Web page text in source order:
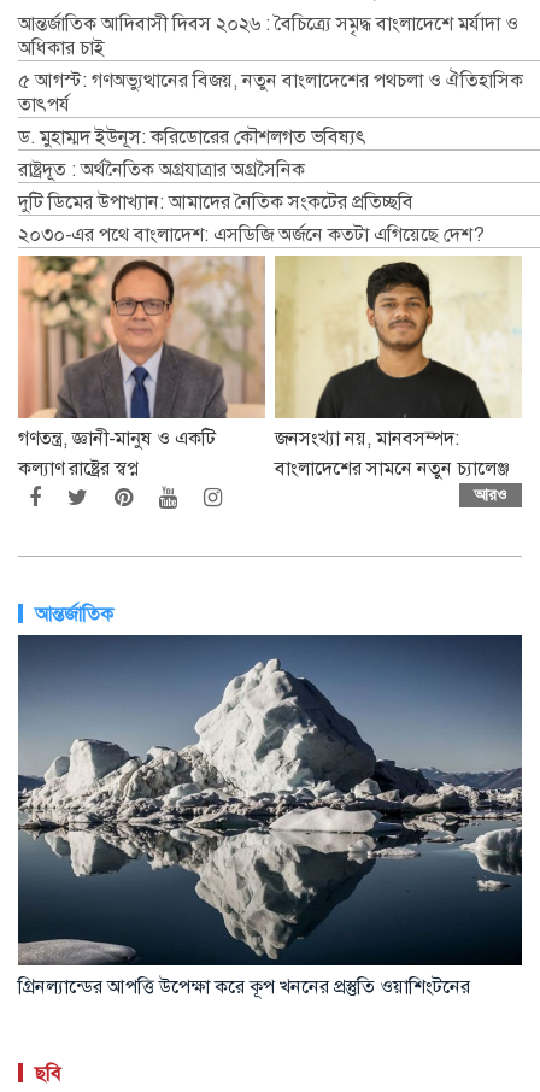
আন্তর্জাতিক আদিবাসী দিবস ২০২৬ : বৈচিত্র্যে সমৃদ্ধ বাংলাদেশে মর্যাদা ও
অধিকার চাই
৫ আগস্ট: গণঅভ্যুত্থানের বিজয়, নতুন বাংলাদেশের পথচলা ও ঐতিহাসিক
তাৎপর্য
ড. মুহাম্মদ ইউনূস: করিডোরের কৌশলগত ভবিষ্যৎ
রাষ্ট্রদূত : অর্থনৈতিক অগ্রযাত্রার অগ্রসৈনিক
দুটি ডিমের উপাখ্যান: আমাদের নৈতিক সংকটের প্রতিচ্ছবি
২০৩০-এর পথে বাংলাদেশ: এসডিজি অর্জনে কতটা এগিয়েছে দেশ?
গণতন্ত্র, জ্ঞানী-মানুষ ও একটি
কল্যাণ রাষ্ট্রের স্বপ্ন
জনসংখ্যা নয়, মানবসম্পদ:
বাংলাদেশের সামনে নতুন চ্যালেঞ্জ
আরও
আন্তর্জাতিক
গ্রিনল্যান্ডের আপত্তি উপেক্ষা করে কূপ খননের প্রস্তুতি ওয়াশিংটনের
ছবি